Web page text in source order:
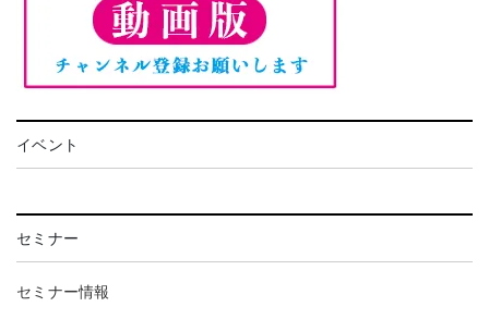
イベント
セミナー
セミナー情報